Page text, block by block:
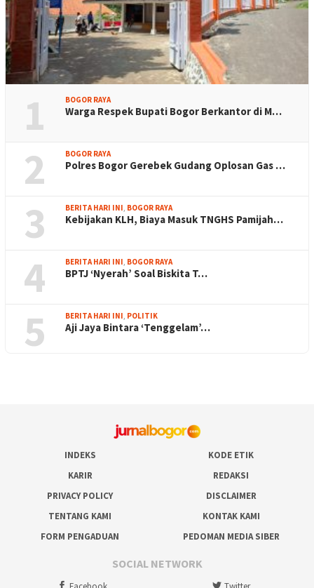
1 BOGOR RAYA
Warga Respek Bupati Bogor Berkantor di M…
2 BOGOR RAYA
Polres Bogor Gerebek Gudang Oplosan Gas …
3 BERITA HARI INI BOGOR RAYA
Kebijakan KLH, Biaya Masuk TNGHS Pamijah…
4 BERITA HARI INI BOGOR RAYA
BPTJ ‘Nyerah’ Soal Biskita T…
5 BERITA HARI INI POLITIK
Aji Jaya Bintara ‘Tenggelam’…
INDEKS
KODE ETIK
KARIR
REDAKSI
PRIVACY POLICY
DISCLAIMER
TENTANG KAMI
KONTAK KAMI
FORM PENGADUAN
PEDOMAN MEDIA SIBER
SOCIAL NETWORK